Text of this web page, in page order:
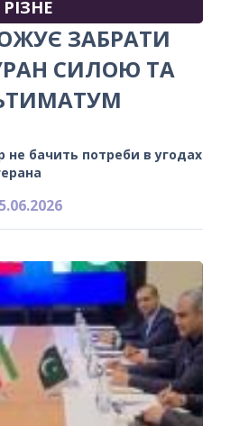
РІЗНЕ
ЗАБРАТИ
СИЛОЮ ТА
не бачить потреби в угодах